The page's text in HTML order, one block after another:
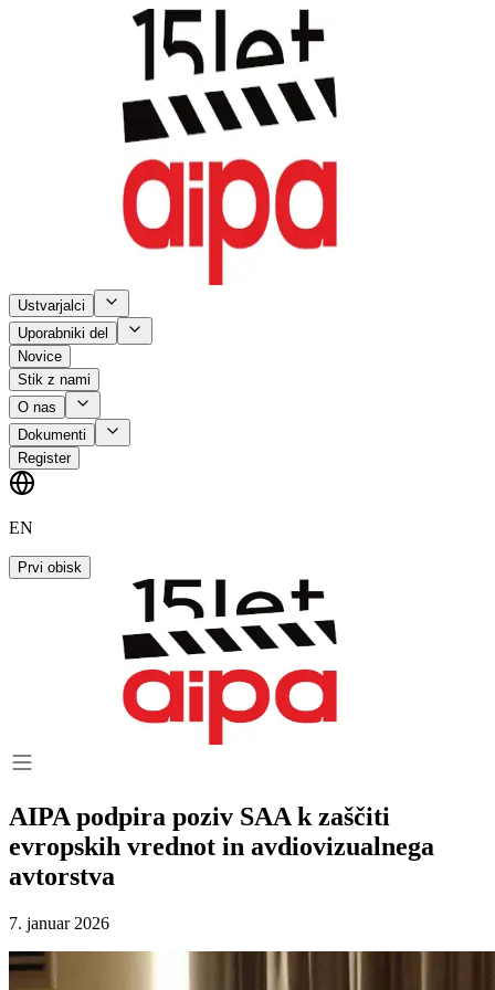
Ustvarjalci
Uporabniki del
Novice
Stik z nami
O nas
Dokumenti
Register
EN
Prvi obisk
AIPA podpira poziv SAA k zaščiti
evropskih vrednot in avdiovizualnega
avtorstva
7. januar 2026